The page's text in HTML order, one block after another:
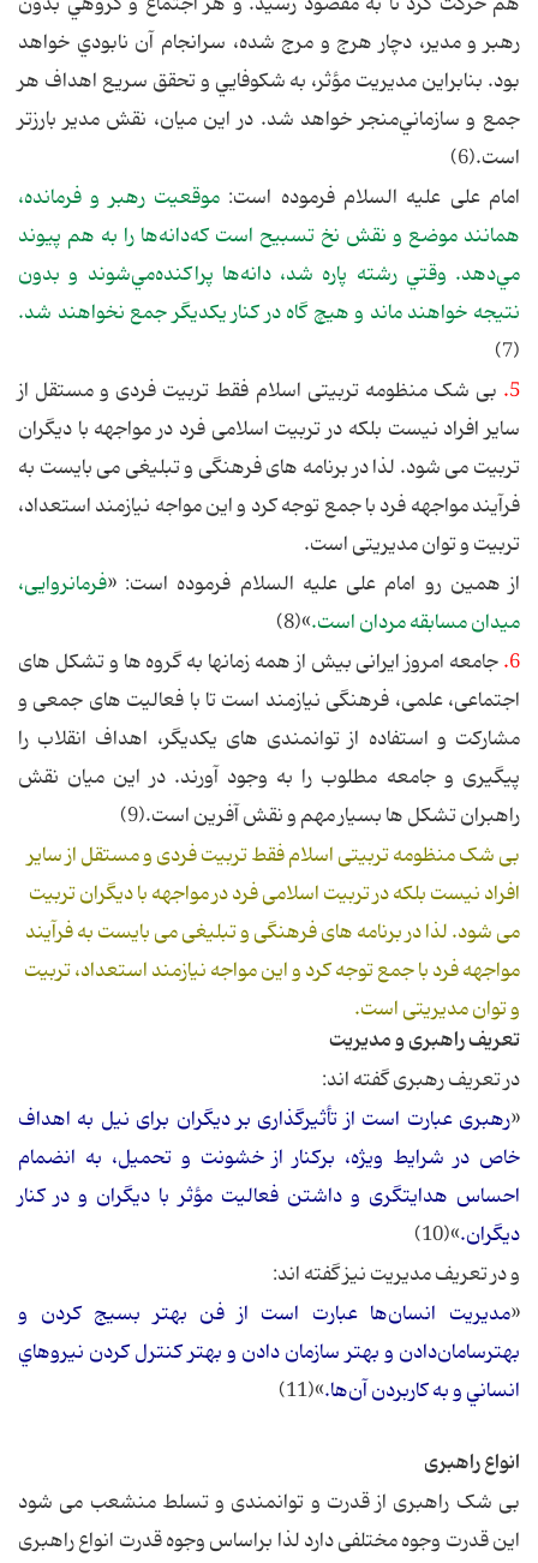
رهبر و مدير، دچار هرج‌ و مرج‌ شده‌، سرانجام ‌آن‌ نابودي‌ خواهد
بود. بنابراین مديريت‌ مؤثر، به‌ شكوفايي‌ و تحقق‌ سريع‌ اهداف‌ هر
جمع‌ و سازماني‌منجر خواهد شد. در اين‌ ميان‌، نقش‌ مدير بارزتر
است‌.(6)
امام علی علیه السلام فرموده‌ است‌: موقعيت‌ رهبر و فرمانده‌،
همانند موضع‌ و نقش‌ نخ‌ تسبيح‌ است‌ كه‌دانه‌ها را به‌ هم‌ پيوند
مي‌دهد. وقتي‌ رشته‌ پاره‌ شد، دانه‌ها پراكنده‌مي‌شوند و بدون‌
نتيجه‌ خواهند ماند و هيچ‌ گاه‌ در كنار يكديگر جمع‌ نخواهند شد.
(7)
5. بی شک منظومه تربیتی اسلام فقط تربیت فردی و مستقل از
سایر افراد نیست بلکه در تربیت اسلامی فرد در مواجهه با دیگران
تربیت می شود. لذا در برنامه های فرهنگی و تبلیغی می بایست به
فرآیند مواجهه فرد با جمع توجه کرد و این مواجه نیازمند استعداد،
تربیت و توان مدیریتی است.
از همین رو امام علی علیه السلام فرموده است: «فرمانروايى،
ميدان مسابقه مردان است.»(8)
6. جامعه امروز ایرانی بیش از همه زمانها به گروه ها و تشکل های
اجتماعی، علمی، فرهنگی نیازمند است تا با فعالیت های جمعی و
مشارکت و استفاده از توانمندی های یکدیگر، اهداف انقلاب را
پیگیری و جامعه مطلوب را به وجود آورند. در این میان نقش
راهبران تشکل ها بسیار مهم و نقش آفرین است.(9)
بی شک منظومه تربیتی اسلام فقط تربیت فردی و مستقل از سایر
افراد نیست بلکه در تربیت اسلامی فرد در مواجهه با دیگران تربیت
می شود. لذا در برنامه های فرهنگی و تبلیغی می بایست به فرآیند
مواجهه فرد با جمع توجه کرد و این مواجه نیازمند استعداد، تربیت
و توان مدیریتی است.
تعریف راهبری و مدیریت
در تعریف رهبری گفته اند:
«رهبری عبارت است از تأثیرگذاری بر دیگران برای نیل به اهداف
خاص در شرایط ویژه، برکنار از خشونت و تحمیل، به انضمام
احساس هدایتگری و داشتن فعالیت مؤثر با دیگران و در کنار
دیگران.»(10)
و در تعریف مدیریت نیز گفته اند:
«مديريت‌ انسان‌ها عبارت‌ است‌ از فن‌ بهتر بسيج‌ كردن‌ و
بهترسامان‌دادن‌ و بهتر سازمان‌ دادن‌ و بهتر كنترل‌ كردن‌ نيروهاي‌
انساني‌ و به‌ كاربردن‌ آن‌ها.»(11)
انواع راهبری
بی شک راهبری از قدرت و توانمندی و تسلط منشعب می شود
این قدرت وجوه مختلفی دارد لذا براساس وجوه قدرت انواع راهبری